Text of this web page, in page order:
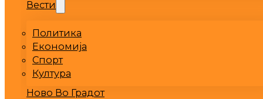
Вести
Политика
Економија
Спорт
Култура
Ново Во Градот